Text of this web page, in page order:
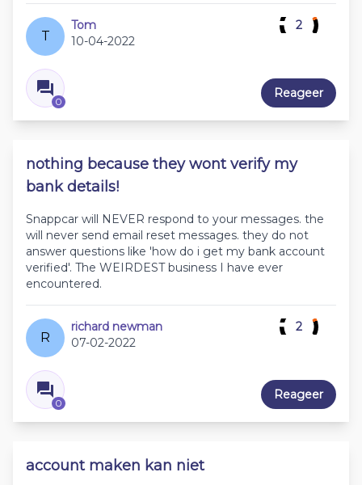
T
Tom
10-04-2022
0
2
Reageer
nothing because they wont verify my
bank details!
Snappcar will NEVER respond to your messages. the
will never send email reset messages. they do not
answer questions like 'how do i get my bank account
verified'. The WEIRDEST business I have ever
encountered.
R
richard newman
07-02-2022
0
2
Reageer
account maken kan niet